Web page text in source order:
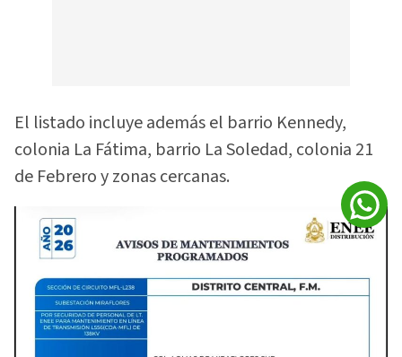
El listado incluye además el barrio Kennedy,
colonia La Fátima, barrio La Soledad, colonia 21
de Febrero y zonas cercanas.